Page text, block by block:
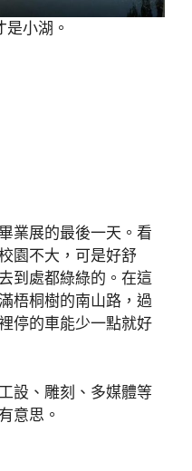
小湖。
業展的最後一天。看
園不大，可是好舒
到處都綠綠的。在這
梧桐樹的南山路，過
停的車能少一點就好
設、雕刻、多媒體等
意思。